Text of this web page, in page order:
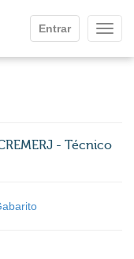
Entrar
- Técnico